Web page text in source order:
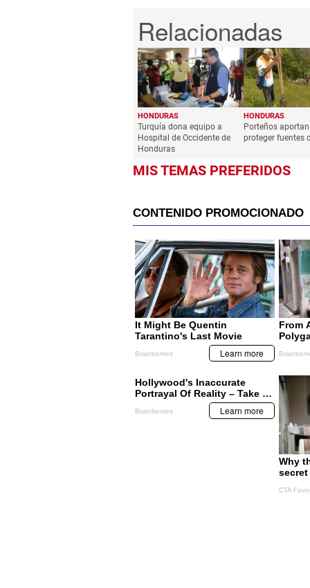
HONDURAS
Turquía dona equipo a
Hospital de Occidente de
Honduras
HONDURAS
Porteños
proteger fuentes
MIS TEMAS PREFERIDOS